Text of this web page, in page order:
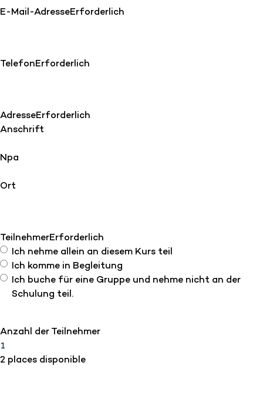
E-Mail-AdresseErforderlich
TelefonErforderlich
AdresseErforderlich
Anschrift
Npa
Ort
TeilnehmerErforderlich
Ich nehme allein an diesem Kurs teil
Ich komme in Begleitung
Ich buche für eine Gruppe und nehme nicht an der
Schulung teil.
Anzahl der Teilnehmer
2 places disponible